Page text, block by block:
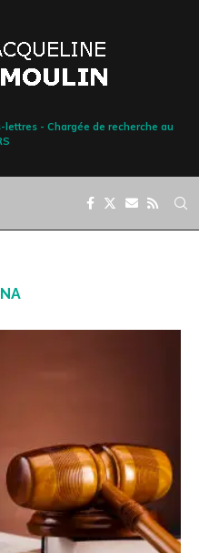
- Chargée de recherche au